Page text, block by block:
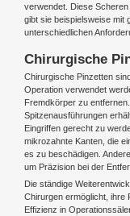
verwendet. Diese
gibt sie beispielsweise mit
unterschiedlichen
Chirurgische
Chirurgische Pinzetten
Operation verwendet
Fremdkörper zu
Spitzenausführungen
Eingriffen gerecht zu
mikrozahnte Kanten, die
es zu beschädigen.
um Präzision bei der
Die ständige
Chirurgen ermöglicht, ihre
Effizienz in